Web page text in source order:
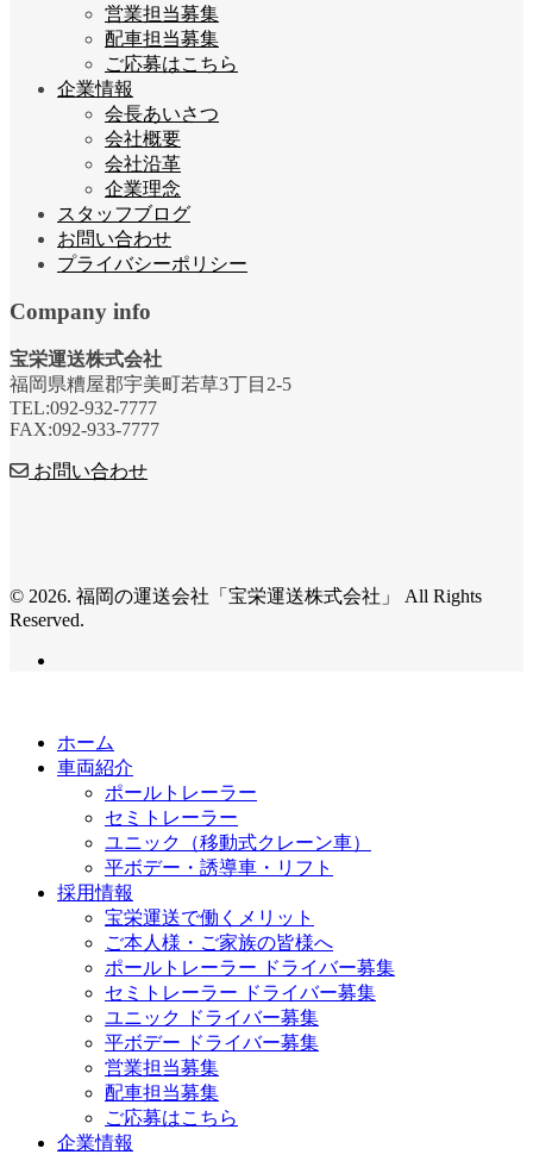
営業担当募集
配車担当募集
ご応募はこちら
企業情報
会長あいさつ
会社概要
会社沿革
企業理念
スタッフブログ
お問い合わせ
プライバシーポリシー
Company info
宝栄運送株式会社
福岡県糟屋郡宇美町若草3丁目2-5
TEL:092-932-7777
FAX:092-933-7777
お問い合わせ
© 2026. 福岡の運送会社「宝栄運送株式会社」 All Rights
Reserved.
ホーム
車両紹介
ポールトレーラー
セミトレーラー
ユニック（移動式クレーン車）
平ボデー・誘導車・リフト
採用情報
宝栄運送で働くメリット
ご本人様・ご家族の皆様へ
ポールトレーラー ドライバー募集
セミトレーラー ドライバー募集
ユニック ドライバー募集
平ボデー ドライバー募集
営業担当募集
配車担当募集
ご応募はこちら
企業情報